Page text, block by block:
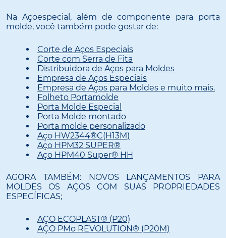
Na Açoespecial, além de componente para porta
molde, você também pode gostar de:
Corte de Aços Especiais
Corte com Serra de Fita
Distribuidora de Aços para Moldes
Empresa de Aços Especiais
Empresa de Aços para Moldes e muito mais.
Folheto Portamolde
Porta Molde Especial
Porta Molde montado
Porta molde personalizado
Aço HW2344®C(H13M)
Aço HPM32 SUPER®
Aço HPM40 Super® HH
AGORA TAMBÉM: NOVOS LANÇAMENTOS PARA
MOLDES OS AÇOS COM SUAS PROPRIEDADES
ESPECÍFICAS;
AÇO ECOPLAST® (P20)
AÇO PMo REVOLUTION® (P20M)